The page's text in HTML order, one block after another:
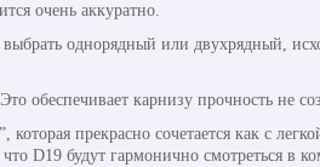
очень аккуратно.
однорядный или двухрядный,
карнизу прочность не
прекрасно сочетается как с
D19 будут гармонично смотреться в